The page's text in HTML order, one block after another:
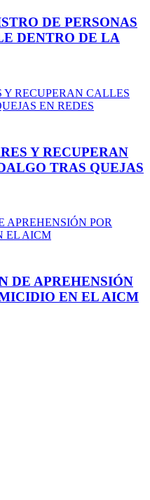
DE PERSONAS
DENTRO DE LA
Y RECUPERAN
TRAS QUEJAS
DE APREHENSIÓN
EN EL AICM